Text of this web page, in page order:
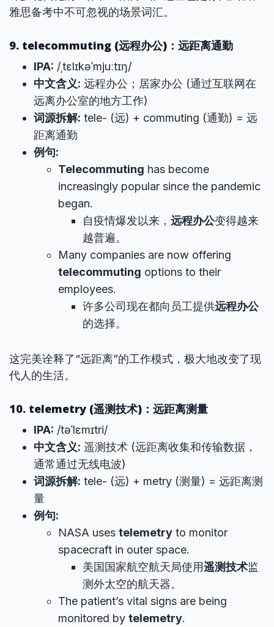
雅思备考中不可忽视的场景词汇。
9. telecommuting (远程办公)：远距离通勤
IPA: /ˌtɛlɪkəˈmjuːtɪŋ/
中文含义: 远程办公；居家办公 (通过互联网在
远离办公室的地方工作)
词源拆解: tele- (远) + commuting (通勤) = 远
距离通勤
例句:
Telecommuting has become
increasingly popular since the pandemic
began.
自疫情爆发以来， 远程办公变得越来
越普遍。
Many companies are now offering
telecommuting options to their
employees.
许多公司现在都向员工提供远程办公
的选择。
这完美诠释了“远距离”的工作模式，极大地改变了现
代人的生活。
10. telemetry (遥测技术)：远距离测量
IPA: /təˈlɛmɪtri/
中文含义: 遥测技术 (远距离收集和传输数据，
通常通过无线电波)
词源拆解: tele- (远) + metry (测量) = 远距离测
量
例句:
NASA uses telemetry to monitor
spacecraft in outer space.
美国国家航空航天局使用遥测技术监
测外太空的航天器。
The patient’s vital signs are being
monitored by telemetry.